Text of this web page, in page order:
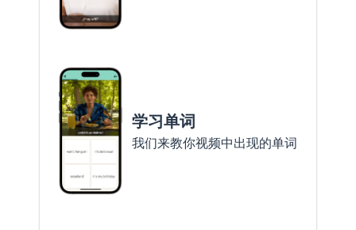
学习单词
我们来教你视频中出现的单词